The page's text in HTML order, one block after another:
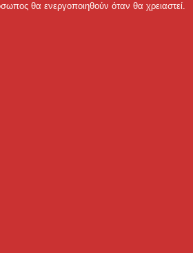
θα ενεργοποιηθούν όταν θα χρειαστεί.